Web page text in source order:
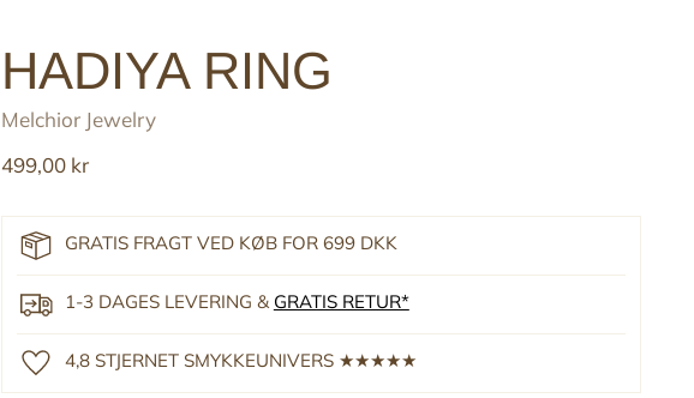
HADIYA RING
Melchior Jewelry
Reguler
499,00 kr
GRATIS FRAGT VED KØB FOR 699 DKK
1-3 DAGES LEVERING & GRATIS RETUR*
4,8 STJERNET SMYKKEUNIVERS ★★★★★